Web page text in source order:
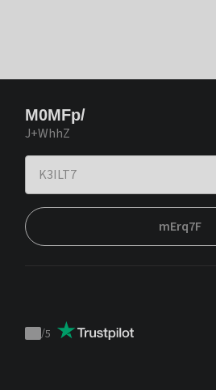
M0MFp/
J+WhhZ
mErq7F
Trustpilot
/5